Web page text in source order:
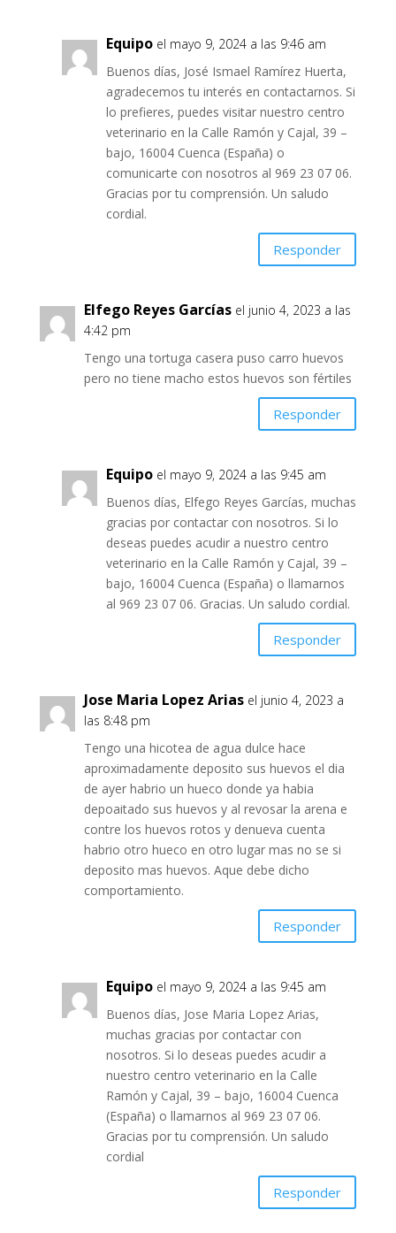
Equipo el mayo 9, 2024 a las 9:46 am
Buenos días, José Ismael Ramírez Huerta,
agradecemos tu interés en contactarnos. Si
lo prefieres, puedes visitar nuestro centro
veterinario en la Calle Ramón y Cajal, 39 –
bajo, 16004 Cuenca (España) o
comunicarte con nosotros al 969 23 07 06.
Gracias por tu comprensión. Un saludo
cordial.
Responder
Elfego Reyes Garcías el junio 4, 2023 a las
4:42 pm
Tengo una tortuga casera puso carro huevos
pero no tiene macho estos huevos son fértiles
Responder
Equipo el mayo 9, 2024 a las 9:45 am
Buenos días, Elfego Reyes Garcías, muchas
gracias por contactar con nosotros. Si lo
deseas puedes acudir a nuestro centro
veterinario en la Calle Ramón y Cajal, 39 –
bajo, 16004 Cuenca (España) o llamarnos
al 969 23 07 06. Gracias. Un saludo cordial.
Responder
Jose Maria Lopez Arias el junio 4, 2023 a
las 8:48 pm
Tengo una hicotea de agua dulce hace
aproximadamente deposito sus huevos el dia
de ayer habrio un hueco donde ya habia
depoaitado sus huevos y al revosar la arena e
contre los huevos rotos y denueva cuenta
habrio otro hueco en otro lugar mas no se si
deposito mas huevos. Aque debe dicho
comportamiento.
Responder
Equipo el mayo 9, 2024 a las 9:45 am
Buenos días, Jose Maria Lopez Arias,
muchas gracias por contactar con
nosotros. Si lo deseas puedes acudir a
nuestro centro veterinario en la Calle
Ramón y Cajal, 39 – bajo, 16004 Cuenca
(España) o llamarnos al 969 23 07 06.
Gracias por tu comprensión. Un saludo
cordial
Responder